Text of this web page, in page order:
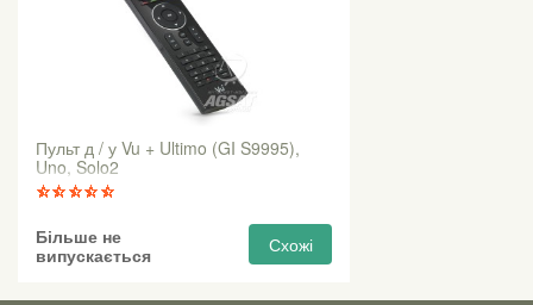
Пульт д / у Vu + Ultimo (GI S9995),
Uno, Solo2
Більше не
випускається
Схожі